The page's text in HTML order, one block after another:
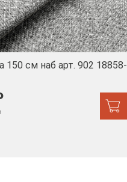
150 см наб арт. 902 18858-